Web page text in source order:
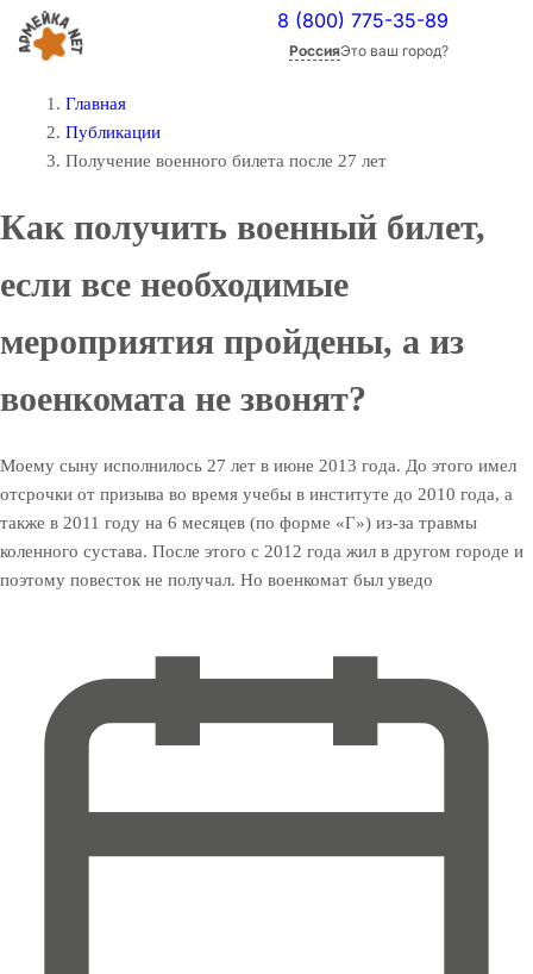
8 (800) 775-35-89
РоссияЭто ваш город?
Главная
Публикации
Получение военного билета после 27 лет
Как получить военный билет,
если все необходимые
мероприятия пройдены, а из
военкомата не звонят?
Моему сыну исполнилось 27 лет в июне 2013 года. До этого имел
отсрочки от призыва во время учебы в институте до 2010 года, а
также в 2011 году на 6 месяцев (по форме «Г») из-за травмы
коленного сустава. После этого с 2012 года жил в другом городе и
поэтому повесток не получал. Но военкомат был уведо